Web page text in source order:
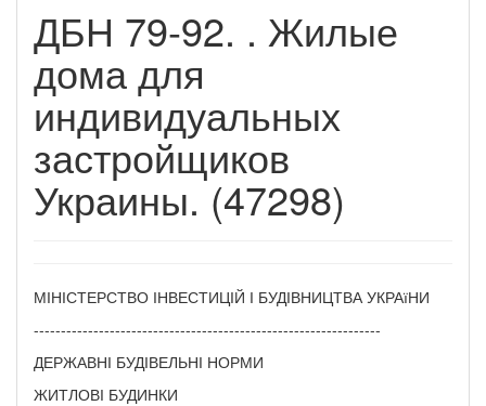
ДБН 79-92. . Жилые
дома для
индивидуальных
застройщиков
Украины. (47298)
МІНІСТЕРСТВО ІНВЕСТИЦІЙ І БУДІВНИЦТВА УКРАїНИ
----------------------------------------------------------------
ДЕРЖАВНІ БУДІВЕЛЬНІ НОРМИ
ЖИТЛОВІ БУДИНКИ